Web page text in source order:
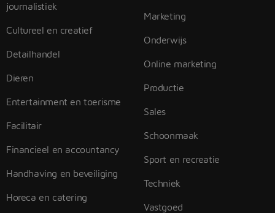
journalistiek
Cultureel en creatief
Detailhandel
Dieren
Entertainment en toerisme
Facilitair
Financieel en accountancy
Handhaving en beveiliging
Horeca en catering
Marketing
Onderwijs
Online marketing
Productie
Sales
Schoonmaak
Sport en recreatie
Techniek
Vastgoed